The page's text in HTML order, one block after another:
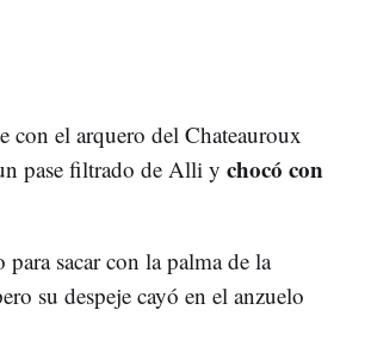
con el arquero del Chateauroux
pase filtrado de Alli y chocó con
sacar con la palma de la
su despeje cayó en el anzuelo